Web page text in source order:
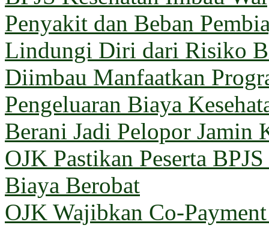
Penyakit dan Beban
Lindungi Diri dari Risiko
Diimbau Manfaatkan
Pengeluaran Biaya
Berani Jadi Pelopor Jamin
OJK Pastikan Peserta
Biaya Berobat
OJK Wajibkan Co-